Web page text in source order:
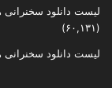
لیست دانلود سخنرانی های
(۶۰,۱۳۱)
لیست دانلود سخنرانی